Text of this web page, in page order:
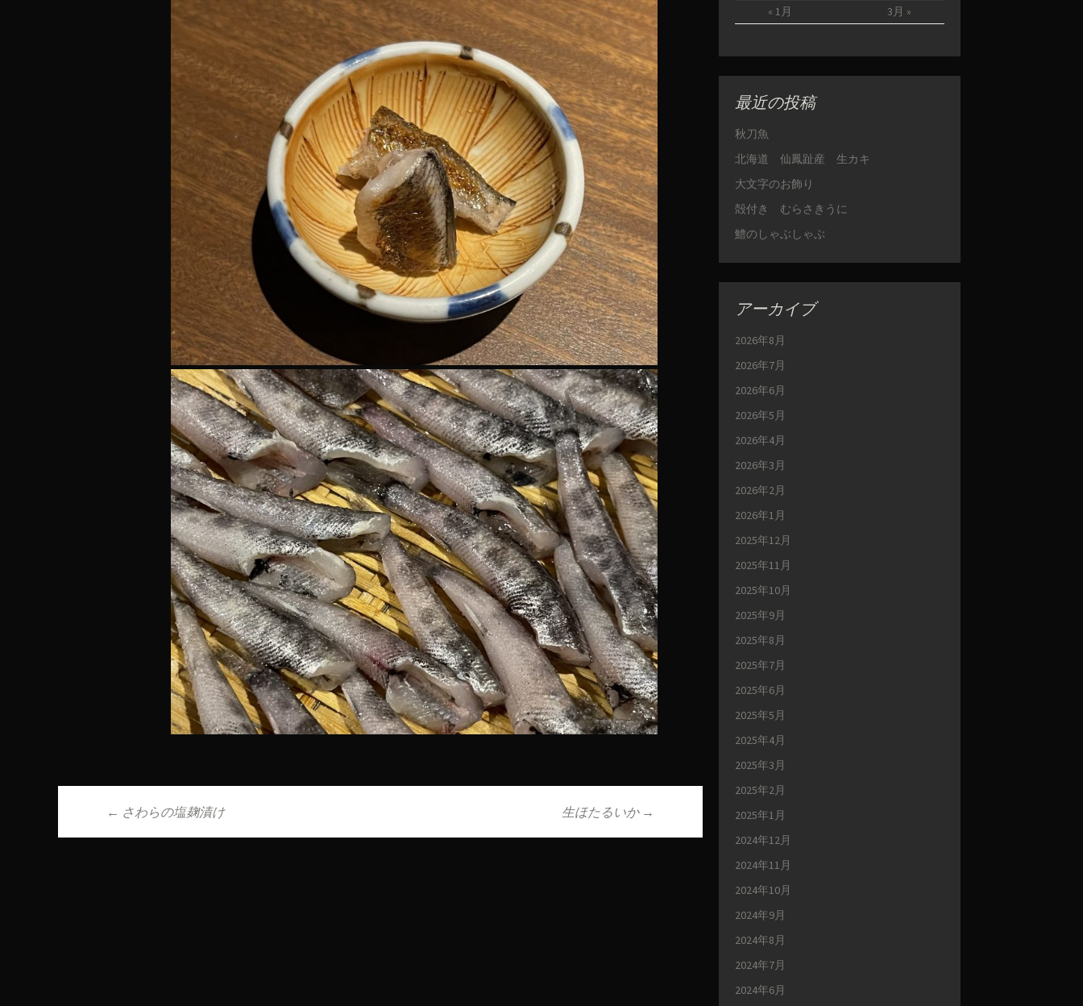
投稿ナビゲーション
← さわらの塩麹漬け 生ほたるいか →
« 1月 3月 »
最近の投稿
秋刀魚
北海道 仙鳳趾産 生カキ
大文字のお飾り
殻付き むらさきうに
鱧のしゃぶしゃぶ
アーカイブ
2026年8月
2026年7月
2026年6月
2026年5月
2026年4月
2026年3月
2026年2月
2026年1月
2025年12月
2025年11月
2025年10月
2025年9月
2025年8月
2025年7月
2025年6月
2025年5月
2025年4月
2025年3月
2025年2月
2025年1月
2024年12月
2024年11月
2024年10月
2024年9月
2024年8月
2024年7月
2024年6月